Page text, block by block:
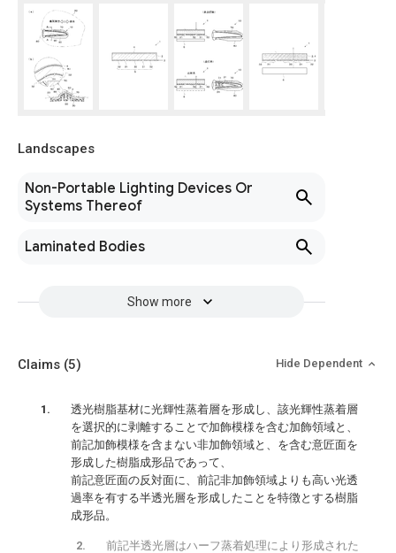
Landscapes
Non-Portable Lighting Devices Or
Systems Thereof
Laminated Bodies
Show more
Claims (5) Hide Dependent
透光樹脂基材に光輝性蒸着層を形成し、該光輝性蒸着層
を選択的に剥離することで加飾模様を含む加飾領域と、
前記加飾模様を含まない非加飾領域と、を含む意匠面を
形成した樹脂成形品であって、
前記意匠面の反対面に、前記非加飾領域よりも高い光透
過率を有する半透光層を形成したことを特徴とする樹脂
成形品。
前記半透光層はハーフ蒸着処理により形成された